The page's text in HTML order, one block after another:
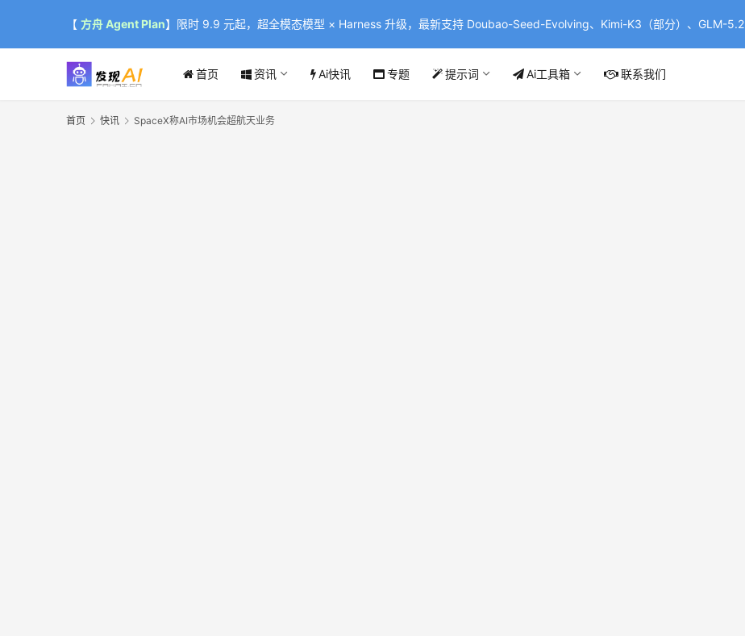
【 方舟 Agent Plan】限时 9.9 元起，超全模态模型 × Harness 升级，最新支持 Doubao-Seed-Evolving、Kimi-K3（部分）、GLM-5.2
首页 资讯 Ai快讯 专题 提示词 Ai工具箱 联系我们
首页 快讯 SpaceX称AI市场机会超航天业务